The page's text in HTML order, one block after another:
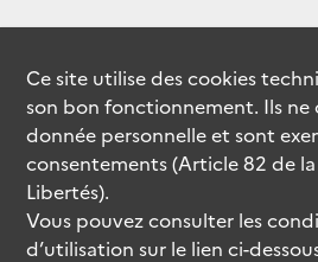
Ce site utilise descookies
son bon fonctionnement. Ils
donnée personnelle et sont
consentements (Article 82 de
Libertés).
Vous pouvez consulter les
d’utilisation sur le lien ci-